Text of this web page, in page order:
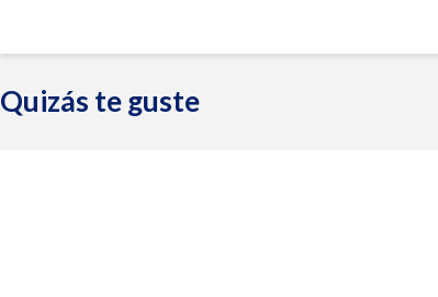
Quizás te guste